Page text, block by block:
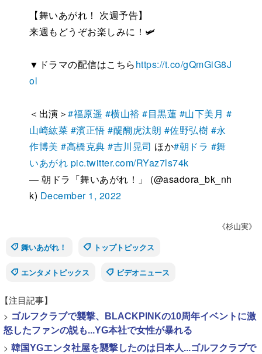
【舞いあがれ！ 次週予告】
来週もどうぞお楽しみに！🛩
▼ドラマの配信はこちらhttps://t.co/gQmGiG8J
ol
＜出演＞#福原遥 #横山裕 #目黒蓮 #山下美月 #
山崎紘菜 #濱正悟 #醍醐虎汰朗 #佐野弘樹 #永
作博美 #高橋克典 #吉川晃司 ほか#朝ドラ #舞
いあがれ pic.twitter.com/RYaz7ls74k
— 朝ドラ「舞いあがれ！」 (@asadora_bk_nh
k) December 1, 2022
《杉山実》
舞いあがれ！
トップトピックス
エンタメトピックス ビデオニュース
【注目記事】
> ゴルフクラブで襲撃、BLACKPINKの10周年イベントに激
怒したファンの説も...YG本社で女性が暴れる
> 韓国YGエンタ社屋を襲撃したのは日本人...ゴルフクラブで